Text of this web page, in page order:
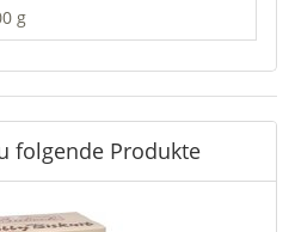
g
folgende Produkte